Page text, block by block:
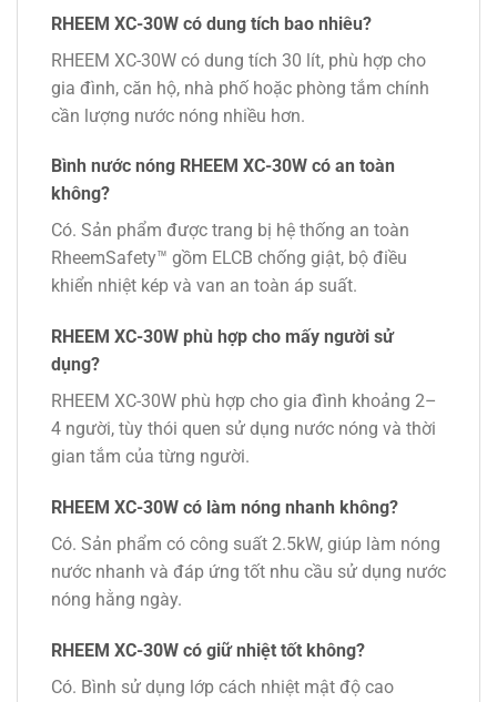
RHEEM XC-30W có dung tích bao nhiêu?
RHEEM XC-30W có dung tích 30 lít, phù hợp cho
gia đình, căn hộ, nhà phố hoặc phòng tắm chính
cần lượng nước nóng nhiều hơn.
Bình nước nóng RHEEM XC-30W có an toàn
không?
Có. Sản phẩm được trang bị hệ thống an toàn
RheemSafety™ gồm ELCB chống giật, bộ điều
khiển nhiệt kép và van an toàn áp suất.
RHEEM XC-30W phù hợp cho mấy người sử
dụng?
RHEEM XC-30W phù hợp cho gia đình khoảng 2–
4 người, tùy thói quen sử dụng nước nóng và thời
gian tắm của từng người.
RHEEM XC-30W có làm nóng nhanh không?
Có. Sản phẩm có công suất 2.5kW, giúp làm nóng
nước nhanh và đáp ứng tốt nhu cầu sử dụng nước
nóng hằng ngày.
RHEEM XC-30W có giữ nhiệt tốt không?
Có. Bình sử dụng lớp cách nhiệt mật độ cao